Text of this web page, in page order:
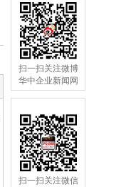
扫一扫关注微博
华中企业新闻网
扫一扫关注微信